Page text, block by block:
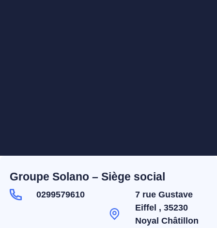
Groupe Solano – Siège social
0299579610
7 rue Gustave
Eiffel , 35230
Noyal Châtillon